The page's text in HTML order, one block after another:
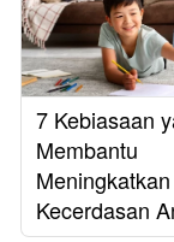
7 Kebiasaan
Membantu
Meningkatkan
Kecerdasan